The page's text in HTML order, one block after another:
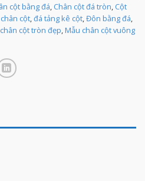
cột bằng đá, Chân cột đá tròn, Cột
cột,đá tảng kê cột,Đôn bằng đá,
cột tròn đẹp,Mẫu chân cột vuông